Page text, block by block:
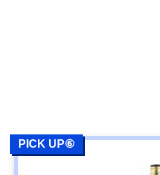
PICK UP⑥